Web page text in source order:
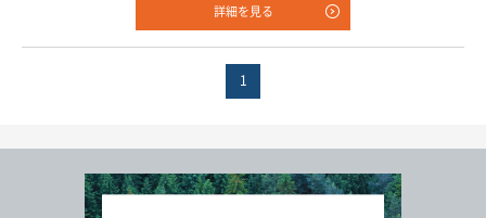
検 索
詳細を見る
1